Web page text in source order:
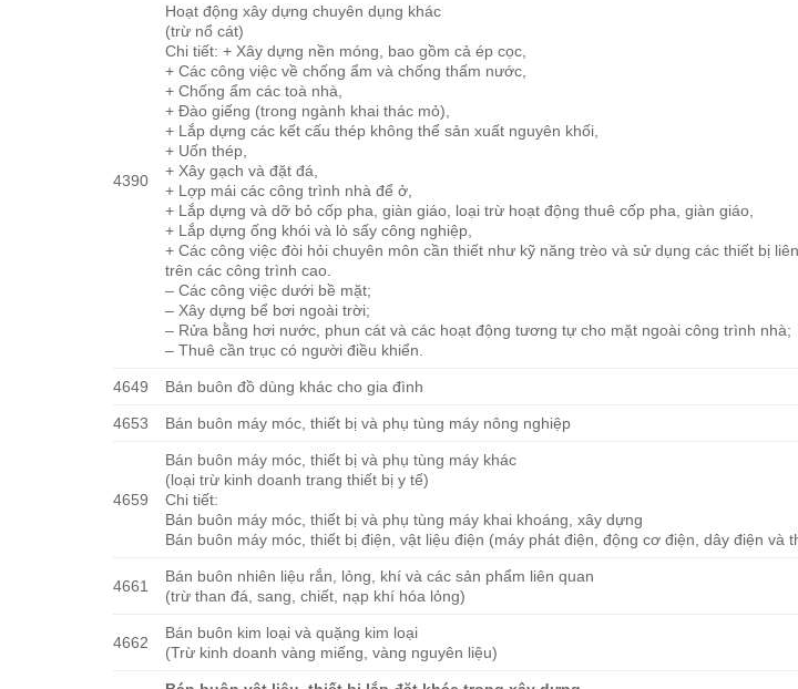
4390
Hoạt động xây dựng chuyên dụng khác
(trừ nổ cát)
Chi tiết: + Xây dựng nền móng, bao gồm cả ép cọc,
+ Các công việc về chống ẩm và chống thấm nước,
+ Chống ẩm các toà nhà,
+ Đào giếng (trong ngành khai thác mỏ),
+ Lắp dựng các kết cấu thép không thể sản xuất nguyên khối,
+ Uốn thép,
+ Xây gạch và đặt đá,
+ Lợp mái các công trình nhà để ở,
+ Lắp dựng và dỡ bỏ cốp pha, giàn giáo, loại trừ hoạt động thuê cốp pha, giàn giáo,
+ Lắp dựng ống khói và lò sấy công nghiệp,
+ Các công việc đòi hỏi chuyên môn cần thiết như kỹ năng trèo và sử dụng các thiết bị
trên các công trình cao.
– Các công việc dưới bề mặt;
– Xây dựng bể bơi ngoài trời;
– Rửa bằng hơi nước, phun cát và các hoạt động tương tự cho mặt ngoài công trình nhà;
– Thuê cần trục có người điều khiển.
4649 Bán buôn đồ dùng khác cho gia đình
4653 Bán buôn máy móc, thiết bị và phụ tùng máy nông nghiệp
4659
Bán buôn máy móc, thiết bị và phụ tùng máy khác
(loại trừ kinh doanh trang thiết bị y tế)
Chi tiết:
Bán buôn máy móc, thiết bị và phụ tùng máy khai khoáng, xây dựng
Bán buôn máy móc, thiết bị điện, vật liệu điện (máy phát điện, động cơ điện, dây điện và
4661
Bán buôn nhiên liệu rắn, lỏng, khí và các sản phẩm liên quan
(trừ than đá, sang, chiết, nạp khí hóa lỏng)
4662
Bán buôn kim loại và quặng kim loại
(Trừ kinh doanh vàng miếng, vàng nguyên liệu)